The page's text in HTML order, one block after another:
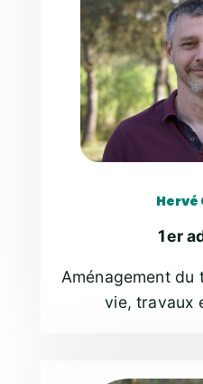
Hervé
1er
Aménagement
vie, travaux